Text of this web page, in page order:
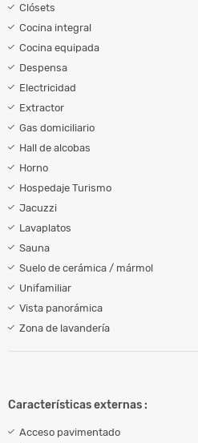
Clósets
Cocina integral
Cocina equipada
Despensa
Electricidad
Extractor
Gas domiciliario
Hall de alcobas
Horno
Hospedaje Turismo
Jacuzzi
Lavaplatos
Sauna
Suelo de cerámica / mármol
Unifamiliar
Vista panorámica
Zona de lavandería
Características externas :
Acceso pavimentado